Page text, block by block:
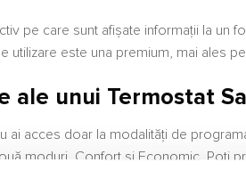
pe care sunt afișate informații la
utilizare este una premium, mai ales
ale unui Termostat
ai acces doar la modalități de
moduri, Confort și Economic. Poți
de noapte.